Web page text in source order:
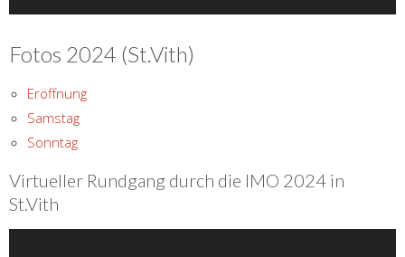
Fotos 2024 (St.Vith)
Eröffnung
Samstag
Sonntag
Virtueller Rundgang durch die IMO 2024 in
St.Vith